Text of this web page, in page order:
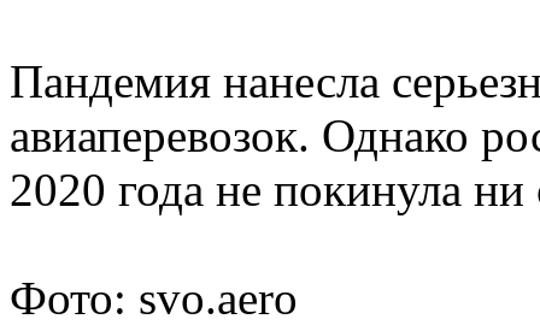
Пандемия нанесла
авиаперевозок. Однако
2020 года не покинула
Фото: svo.aero